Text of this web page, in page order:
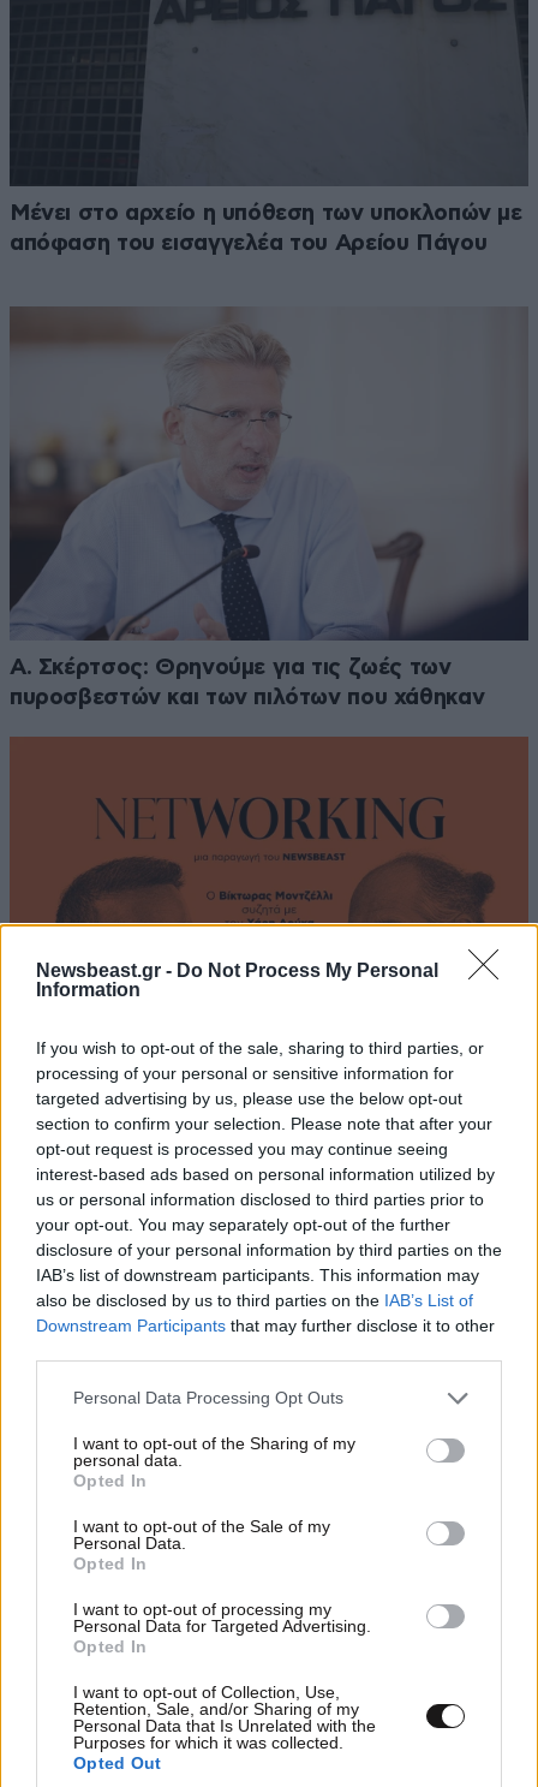
Newsbeast.gr - Do Not Process My Personal
Information
If you wish to opt-out of the sale, sharing to third parties, or
processing of your personal or sensitive information for
targeted advertising by us, please use the below opt-out
section to confirm your selection. Please note that after your
opt-out request is processed you may continue seeing
interest-based ads based on personal information utilized by
us or personal information disclosed to third parties prior to
your opt-out. You may separately opt-out of the further
disclosure of your personal information by third parties on the
IAB’s list of downstream participants. This information may
also be disclosed by us to third parties on the IAB’s List of
Downstream Participants that may further disclose it to other
Please note that this website/app uses one or more Google
not limited to your visit or usage behaviour. You may click to
grant or deny consent to Google and its third-party tags to
use your data for below specified purposes in below Google
consent section.
Personal Data Processing Opt Outs
I want to opt-out of the Sharing of my
personal data.
Opted In
I want to opt-out of the Sale of my
Personal Data.
Opted In
I want to opt-out of processing my
Personal Data for Targeted Advertising.
Opted In
I want to opt-out of Collection, Use,
Retention, Sale, and/or Sharing of my
Personal Data that Is Unrelated with the
Purposes for which it was collected.
Opted Out
Μένει στο αρχείο η υπόθεση των υποκλοπών με
απόφαση του εισαγγελέα του Αρείου Πάγου
Α. Σκέρτσος: Θρηνούμε για τις ζωές των
πυροσβεστών και των πιλότων που χάθηκαν
Χάρης Δούκας: Έργα που πάλεψα να γίνουν,
πηγαίνουν άλλοι στα εγκαίνια και λένε «το
καταφέραμε» – Η καλύτερή μου να κατέβει για
δήμαρχος ο Μπακογιάννης
Ακολουθήστε το NEWSBEAST